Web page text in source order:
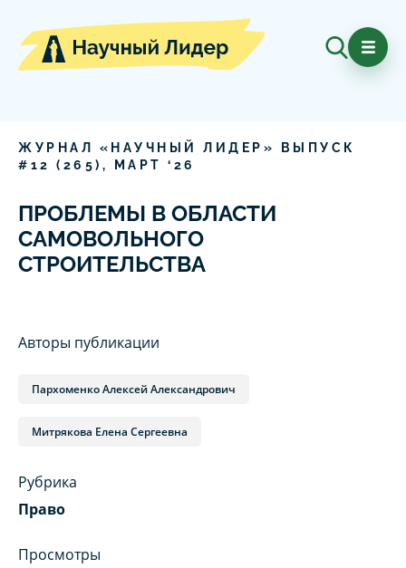
ЖУРНАЛ «НАУЧНЫЙ ЛИДЕР» ВЫПУСК
# 12 ( 265), МАРТ ‘ 26
ПРОБЛЕМЫ В ОБЛАСТИ
САМОВОЛЬНОГО
СТРОИТЕЛЬСТВА
Авторы публикации
Пархоменко Алексей Александрович
Митрякова Елена Сергеевна
Рубрика
Право
Просмотры